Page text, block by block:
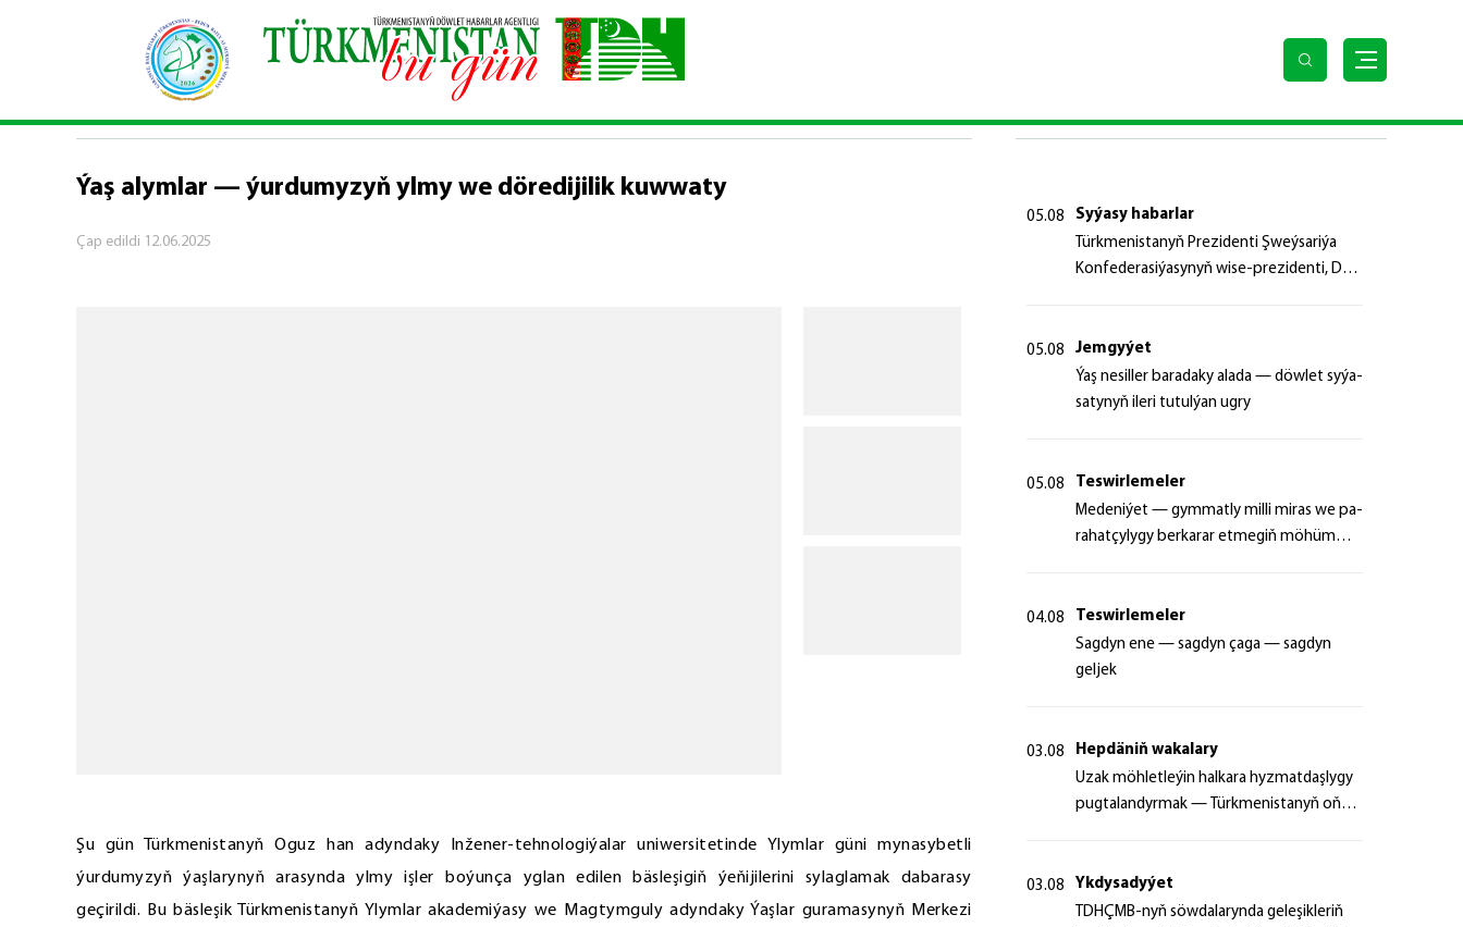
Baş sahypa \ Jemgyýet Ýaş alymlar — ýurdumyzyň ylmy we döredijilik kuwwaty
JEMGYÝET
Ýaş alymlar — ýurdumyzyň ylmy we döredijilik kuwwaty
Çap edildi 12.06.2025
Şu gün Türkmenistanyň Oguz han adyndaky Inžener-tehnologiýalar uniwersitetinde Ylymlar güni mynasybetli
ýurdumyzyň ýaşlarynyň arasynda ylmy işler boýunça yglan edilen bäsleşigiň ýeňijilerini sylaglamak dabarasy
geçirildi. Bu bäsleşik Türkmenistanyň Ylymlar akademiýasy we Magtymguly adyndaky Ýaşlar guramasynyň Merkezi
05.08
Syýasy habarlar
Türk­me­nis­ta­nyň Prezidenti Şweý­sa­ri­ýa
Kon­fe­de­ra­si­ýa­sy­nyň wi­se-prezidenti, Da­
05.08
Jemgyýet
Ýaş ne­sil­ler ba­ra­da­ky ala­da — döw­let sy­ýa­
sa­ty­nyň ile­ri tu­tul­ýan ug­ry
05.08
Teswirlemeler
Me­de­ni­ýet — gym­mat­ly milli mi­ras we pa­
ra­hat­çy­ly­gy ber­ka­rar et­me­giň mö­hüm
04.08
Teswirlemeler
Sagdyn ene — sagdyn çaga — sagdyn
geljek
03.08
Hepdäniň wakalary
Uzak möhletleýin halkara hyzmatdaşlygy
pugtalandyrmak — Türkmenistanyň oňyn
03.08
Ykdysadyýet
TDHÇMB-nyň söwdalarynda geleşikleriň